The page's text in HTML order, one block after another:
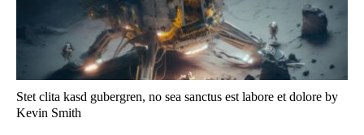
Stet clita kasd gubergren, no sea sanctus est labore et dolore by
Kevin Smith